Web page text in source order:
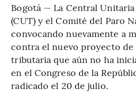
Bogotá — La Central
(CUT) y el Comité del Paro
convocando nuevamente a
contra el nuevo proyecto
tributaria que aún no ha
en el Congreso de la
radicado el 20 de julio.